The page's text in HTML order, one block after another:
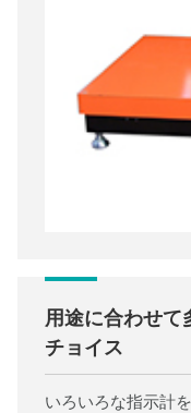
用途に合わせて
チョイス
いろいろな指示計